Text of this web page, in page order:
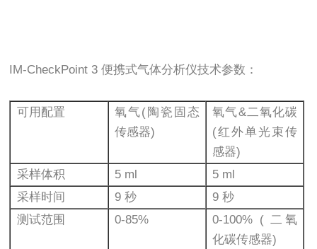
IM-CheckPoint 3 便携式气体分析仪技术参数：
可用配置
氧气(陶瓷固态
传感器)
氧气&二氧化碳
(红外单光束传
感器)
采样体积
5 ml
5 ml
采样时间
9 秒
9 秒
测试范围
0-85%
0-100% ( 二氧
化碳传感器)